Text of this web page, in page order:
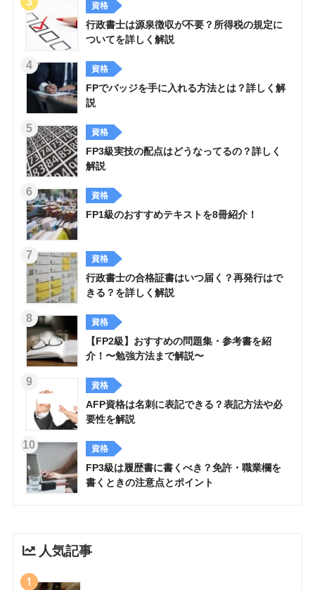
資格
行政書士は源泉徴収が不要？所得税の規定に
ついてを詳しく解説
資格
FPでバッジを手に入れる方法とは？詳しく解
説
資格
FP3級実技の配点はどうなってるの？詳しく
解説
資格
FP1級のおすすめテキストを8冊紹介！
資格
行政書士の合格証書はいつ届く？再発行はで
きる？を詳しく解説
資格
【FP2級】おすすめの問題集・参考書を紹
介！〜勉強方法まで解説〜
資格
AFP資格は名刺に表記できる？表記方法や必
要性を解説
資格
FP3級は履歴書に書くべき？免許・職業欄を
書くときの注意点とポイント
人気記事
1